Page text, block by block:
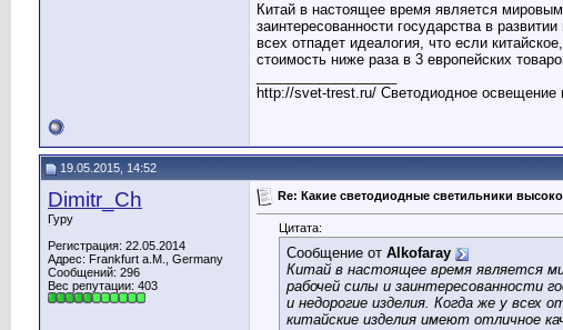
Китай в настоящее время является
заинтересованности государства в
всех отпадет идеалогия, что если
стоимость ниже раза в 3 европейских
http://svet-trest.ru/ Светодиодное освещение
19.05.2015, 14:52
Dimitr_Ch
Гуру
Регистрация: 22.05.2014
Адрес: Frankfurt a.M., Germany
Сообщений: 296
Вес репутации: 403
Re: Какие светодиодные светильники
Цитата:
Сообщение от Alkofaray
Китай в настоящее время является
рабочей силы и заинтересованности
и недорогие изделия. Когда же у всех
китайские изделия имеют отличное